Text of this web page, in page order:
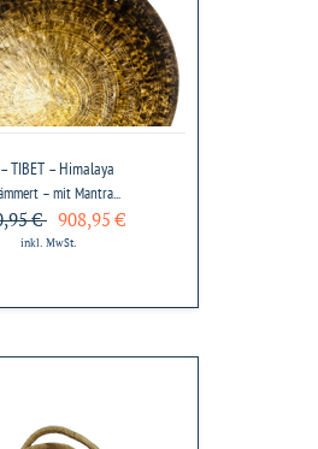
TIBET – Himalaya
– mit Mantra...
€ 908,95 €
inkl. MwSt.